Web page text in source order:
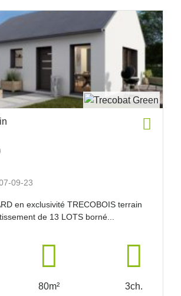
09-23
en exclusivité TRECOBOIS terrain
de 13 LOTS borné...
80m² 3ch.